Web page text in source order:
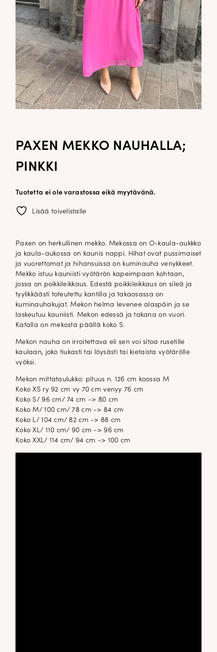
PAXEN MEKKO NAUHALLA;
PINKKI
Tuotetta ei ole varastossa eikä myytävänä.
Lisää toivelistalle
Paxen on herkullinen mekko. Mekossa on O-kaula-aukkko
ja kaula-aukossa on kaunis nappi. Hihat ovat pussimaiset
ja vuorettomat ja hihansuissa on kuminauha venykkeet.
Mekko istuu kauniisti vyötärön kapeimpaan kohtaan,
jossa on poikkileikkaus. Edestä poikkileikkaus on sileä ja
tyylikkäästi toteutettu kantilla ja takaosassa on
kuminauhakujat. Mekon helma levenee alaspäin ja se
laskeutuu kauniisti. Mekon edessä ja takana on vuori.
Katalla on mekosta päällä koko S.
Mekon nauha on irroitettava eli sen voi sitoa rusetille
kaulaan, joko tiukasti tai löysästi tai kietaista vyötärölle
vyöksi.
Mekon mittataulukko: pituus n. 126 cm koossa M
Koko XS ry 92 cm vy 70 cm venyy 76 cm
Koko S/ 96 cm/ 74 cm -> 80 cm
Koko M/ 100 cm/ 78 cm -> 84 cm
Koko L/ 104 cm/ 82 cm -> 88 cm
Koko XL/ 110 cm/ 90 cm -> 96 cm
Koko XXL/ 114 cm/ 94 cm -> 100 cm